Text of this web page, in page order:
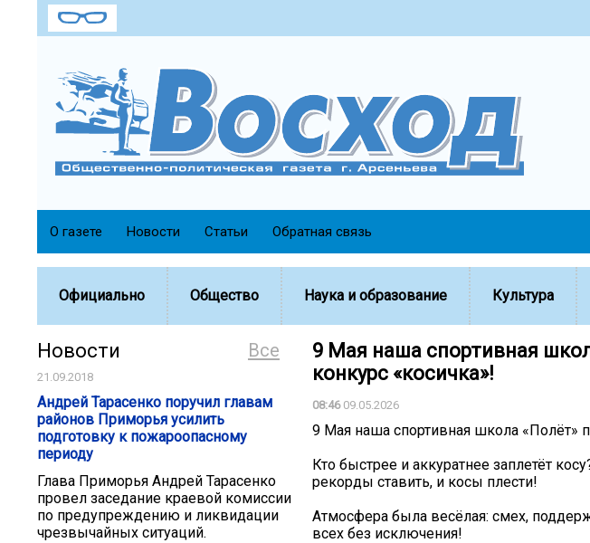
О газете Новости Статьи Обратная связь
Официально Общество Наука и образование Культура
Все
Новости
21.09.2018
Андрей Тарасенко поручил главам
районов Приморья усилить
подготовку к пожароопасному
периоду
Глава Приморья Андрей Тарасенко
провел заседание краевой комиссии
по предупреждению и ликвидации
чрезвычайных ситуаций.
9 Мая наша спортивная
конкурс «косичка»!
08:4609.05.2026
9 Мая наша спортивная школа «Полёт»
Кто быстрее и аккуратнее заплетёт
рекорды ставить, и косы плести!
Атмосфера была весёлая: смех,
всех без исключения!